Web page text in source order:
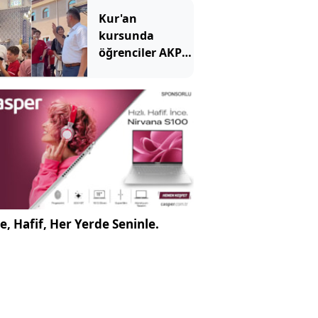
Kur'an
kursunda
öğrenciler AKP'li
sevmediği grubu
istedi
Hafif, Her Yerde Seninle.